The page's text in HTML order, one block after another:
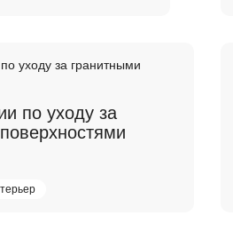
по уходу за